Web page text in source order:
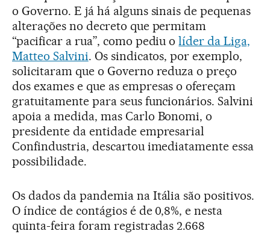
o Governo. E já há alguns sinais de pequenas
alterações no decreto que permitam
“pacificar a rua”, como pediu olíder da Liga,
Matteo Salvini. Os sindicatos, por exemplo,
solicitaram que o Governo reduza o preço
dos exames e que as empresas o ofereçam
gratuitamente para seus funcionários. Salvini
apoia a medida, mas Carlo Bonomi, o
presidente da entidade empresarial
Confindustria, descartou imediatamente essa
possibilidade.
Os dados da pandemia na Itália são positivos.
O índice de contágios é de 0,8%, e nesta
quinta-feira foram registradas 2.668